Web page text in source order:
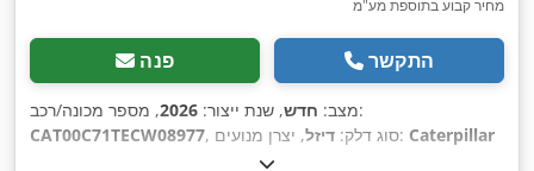
מחיר קבוע בתוספת מע"מ
פנה התקשר
מצב: חדש, שנת ייצור: 2026
, מספר מכונה/רכב:
CAT00C71TECW08977
, סוג דלק: דיזל , יצרן מנועים: Caterpillar